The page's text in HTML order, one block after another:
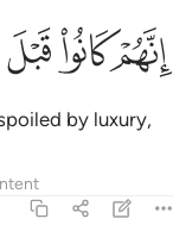
انهم كانوا قبل ذالك
إِنَّهُمْ كَانُوا۟ قَبْلَ ذَٰلِكَ
ﲹﲺﲻ
by luxury,